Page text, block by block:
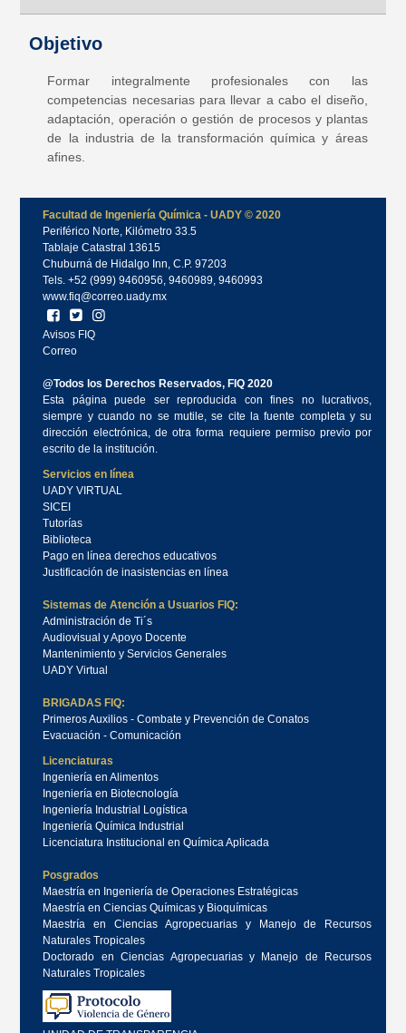
Objetivo
Formar integralmente profesionales con las
competencias necesarias para llevar a cabo el diseño,
adaptación, operación o gestión de procesos y plantas
de la industria de la transformación química y áreas
afines.
Facultad de Ingeniería Química - UADY © 2020
Periférico Norte, Kilómetro 33.5
Tablaje Catastral 13615
Chuburná de Hidalgo Inn, C.P. 97203
Tels. +52 (999) 9460956, 9460989, 9460993
www.fiq@correo.uady.mx
Avisos FIQ
Correo
@Todos los Derechos Reservados, FIQ 2020
Esta página puede ser reproducida con fines no lucrativos,
siempre y cuando no se mutile, se cite la fuente completa y su
dirección electrónica, de otra forma requiere permiso previo por
escrito de la institución.
Servicios en línea
UADY VIRTUAL
SICEI
Tutorías
Biblioteca
Pago en línea derechos educativos
Justificación de inasistencias en línea
Sistemas de Atención a Usuarios FIQ:
Administración de Ti´s
Audiovisual y Apoyo Docente
Mantenimiento y Servicios Generales
UADY Virtual
BRIGADAS FIQ:
Primeros Auxilios - Combate y Prevención de Conatos
Evacuación - Comunicación
Licenciaturas
Ingeniería en Alimentos
Ingeniería en Biotecnología
Ingeniería Industrial Logística
Ingeniería Química Industrial
Licenciatura Institucional en Química Aplicada
Posgrados
Maestría en Ingeniería de Operaciones Estratégicas
Maestría en Ciencias Químicas y Bioquímicas
Maestría en Ciencias Agropecuarias y Manejo de Recursos
Naturales Tropicales
Doctorado en Ciencias Agropecuarias y Manejo de Recursos
Naturales Tropicales